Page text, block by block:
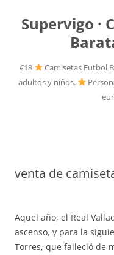
Supervigo ·
€18
Camisetas Futbol
adultos y niños.
venta de
Aquel año, el Real
ascenso, y para la
Torres, que falleció de